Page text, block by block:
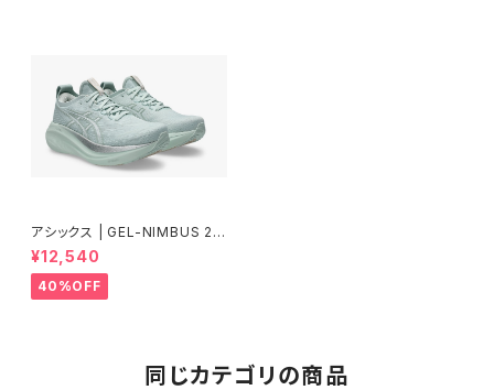
アシックス | GEL-NIMBUS 27
| PURE AQUA/WHITE | Wo
men
¥12,540
40%OFF
同じカテゴリの商品